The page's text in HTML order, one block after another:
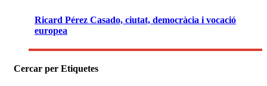
Ricard Pérez Casado, ciutat, democràcia i vocació
europea
Cercar per Etiquetes